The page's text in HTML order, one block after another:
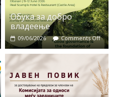
Обука за добро
владеење
09/06/2026 Comments Off